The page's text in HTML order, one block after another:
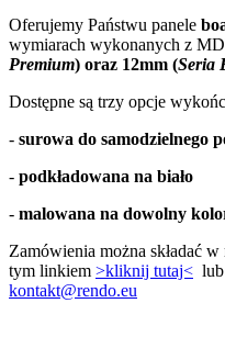
Oferujemy Państwu panele
wymiarach wykonanych z
Premium) oraz 12mm (Seria
Dostępne są trzy opcje
- surowa do samodzielnego
- podkładowana na biało
- malowana na dowolny
Zamówienia można składać
tym linkiem >kliknij tutaj<
kontakt@rendo.eu